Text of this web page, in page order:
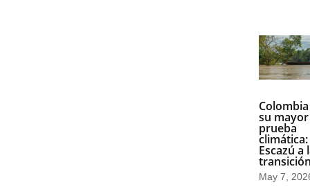
su mayor
prueba
Escazú a
May 7,